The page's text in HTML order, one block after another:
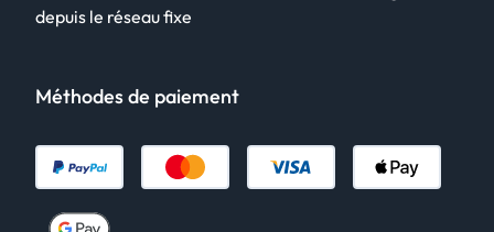
depuis le réseau fixe
Méthodes de paiement